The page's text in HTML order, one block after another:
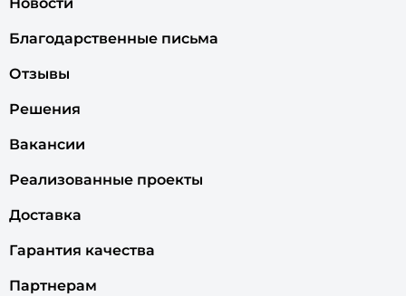
Благодарственные письма
Отзывы
Решения
Вакансии
Реализованные проекты
Доставка
Гарантия качества
Партнерам